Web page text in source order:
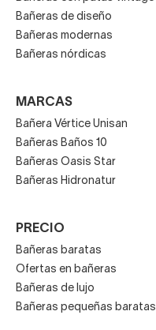
Bañeras de diseño
Bañeras modernas
Bañeras nórdicas
MARCAS
Bañera Vértice Unisan
Bañeras Baños 10
Bañeras Oasis Star
Bañeras Hidronatur
PRECIO
Bañeras baratas
Ofertas en bañeras
Bañeras de lujo
Bañeras pequeñas baratas